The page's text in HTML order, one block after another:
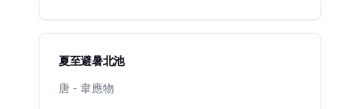
夏至避暑北池
唐 - 韋應物